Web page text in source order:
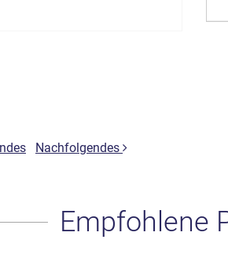
Nachfolgendes
Empfohlene